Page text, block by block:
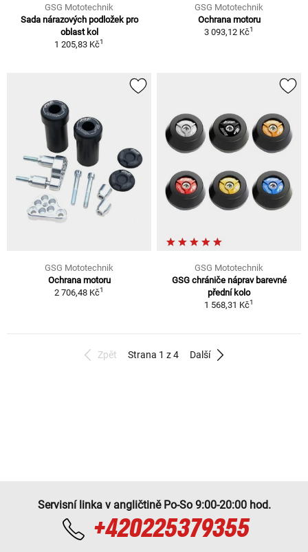
GSG Mototechnik
Sada nárazových podložek pro
oblast kol
1 205,83 Kč1
GSG Mototechnik
Ochrana motoru
3 093,12 Kč1
GSG Mototechnik
Ochrana motoru
2 706,48 Kč1
GSG Mototechnik
GSG chrániče náprav barevné
přední kolo
1 568,31 Kč1
Zpět Strana 1 z 4 Další
Servisní linka v angličtině Po-So 9:00-20:00 hod.
+420225379355